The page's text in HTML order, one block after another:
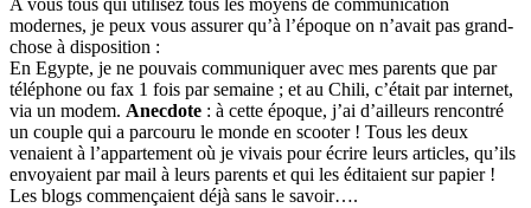
A vous tous qui utilisez tous les moyens de communication
modernes, je peux vous assurer qu’à l’époque on n’avait pas grand-
chose à disposition :
En Egypte, je ne pouvais communiquer avec mes parents que par
téléphone ou fax 1 fois par semaine ; et au Chili, c’était par internet,
via un modem. Anecdote : à cette époque, j’ai d’ailleurs rencontré
un couple qui a parcouru le monde en scooter ! Tous les deux
venaient à l’appartement où je vivais pour écrire leurs articles, qu’ils
envoyaient par mail à leurs parents et qui les éditaient sur papier !
Les blogs commençaient déjà sans le savoir….